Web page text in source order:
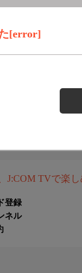
[error]
J:COM TVで楽
登録
ネル